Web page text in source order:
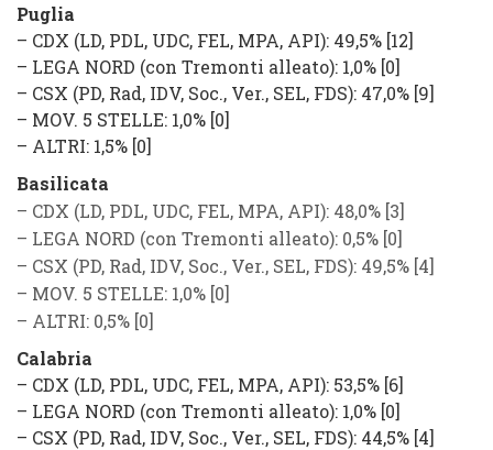
Puglia
– CDX (LD, PDL, UDC, FEL, MPA, API): 49,5% [12]
– LEGA NORD (con Tremonti alleato): 1,0% [0]
– CSX (PD, Rad, IDV, Soc., Ver., SEL, FDS): 47,0% [9]
– MOV. 5 STELLE: 1,0% [0]
– ALTRI: 1,5% [0]
Basilicata
– CDX (LD, PDL, UDC, FEL, MPA, API): 48,0% [3]
– LEGA NORD (con Tremonti alleato): 0,5% [0]
– CSX (PD, Rad, IDV, Soc., Ver., SEL, FDS): 49,5% [4]
– MOV. 5 STELLE: 1,0% [0]
– ALTRI: 0,5% [0]
Calabria
– CDX (LD, PDL, UDC, FEL, MPA, API): 53,5% [6]
– LEGA NORD (con Tremonti alleato): 1,0% [0]
– CSX (PD, Rad, IDV, Soc., Ver., SEL, FDS): 44,5% [4]